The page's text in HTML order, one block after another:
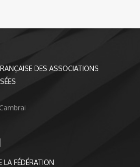
DES ASSOCIATIONS
LA FÉDÉRATION